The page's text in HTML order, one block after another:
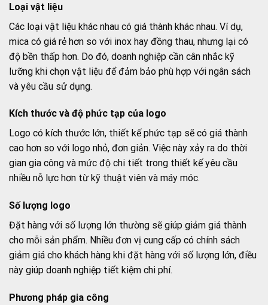
Loại vật liệu
Các loại vật liệu khác nhau có giá thành khác nhau. Ví dụ,
mica có giá rẻ hơn so với inox hay đồng thau, nhưng lại có
độ bền thấp hơn. Do đó, doanh nghiệp cần cân nhắc kỹ
lưỡng khi chọn vật liệu để đảm bảo phù hợp với ngân sách
và yêu cầu sử dụng.
Kích thước và độ phức tạp của logo
Logo có kích thước lớn, thiết kế phức tạp sẽ có giá thành
cao hơn so với logo nhỏ, đơn giản. Việc này xảy ra do thời
gian gia công và mức độ chi tiết trong thiết kế yêu cầu
nhiều nỗ lực hơn từ kỹ thuật viên và máy móc.
Số lượng logo
Đặt hàng với số lượng lớn thường sẽ giúp giảm giá thành
cho mỗi sản phẩm. Nhiều đơn vị cung cấp có chính sách
giảm giá cho khách hàng khi đặt hàng với số lượng lớn, điều
này giúp doanh nghiệp tiết kiệm chi phí.
Phương pháp gia công